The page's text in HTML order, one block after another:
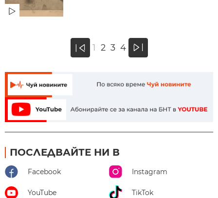
« 1 2 3 4 »
ПОСЛЕДВАЙТЕ НИ В
Facebook Instagram
YouTube TikTok